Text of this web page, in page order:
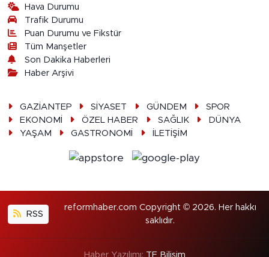
Hava Durumu
Trafik Durumu
Puan Durumu ve Fikstür
Tüm Manşetler
Son Dakika Haberleri
Haber Arşivi
GAZİANTEP SİYASET GÜNDEM
SPOR
EKONOMİ
ÖZEL HABER SAĞLIK
DÜNYA
YAŞAM
GASTRONOMİ İLETİŞİM
RSS
reformhaber.com Copyright © 2026. Her hakkı
saklıdır.
Haber Yazılımı: TE Bilişim